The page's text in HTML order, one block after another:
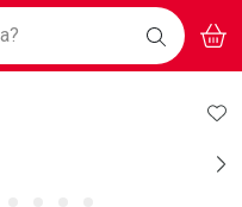
Ofertas Exclusivas!
BAIXE
O APP
BUSCAR